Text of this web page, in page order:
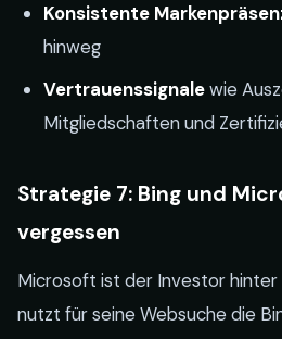
Konsistente
hinweg
Vertrauenssignalewie
Mitgliedschaften und
Strategie 7: Bing und
vergessen
Microsoft ist der Investor hinter
nutzt für seine Websuche die